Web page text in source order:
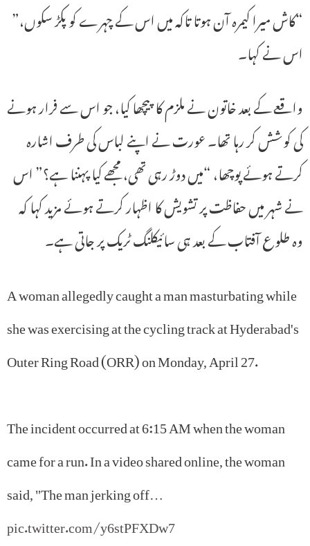
“کاش میرا کیمرہ آن ہوتا تاکہ میں اس کے چہرے کو پکڑ سکوں،”
اس نے کہا۔
واقعے کے بعد خاتون نے ملزم کا پیچھا کیا، جو اس سے فرار ہونے
کی کوشش کر رہا تھا۔ عورت نے اپنے لباس کی طرف اشارہ
کرتے ہوئے پوچھا، “میں دوڑ رہی تھی، مجھے کیا پہننا ہے؟” اس
نے شہر میں حفاظت پر تشویش کا اظہار کرتے ہوئے مزید کہا کہ
وہ طلوع آفتاب کے بعد ہی سائیکلنگ ٹریک پر جاتی ہے۔
A woman allegedly caught a man masturbating while
she was exercising at the cycling track at Hyderabad's
Outer Ring Road (ORR) on Monday, April 27.
The incident occurred at 6:15 AM when the woman
came for a run. In a video shared online, the woman
said, "The man jerking off…
pic.twitter.com/y6stPFXDw7